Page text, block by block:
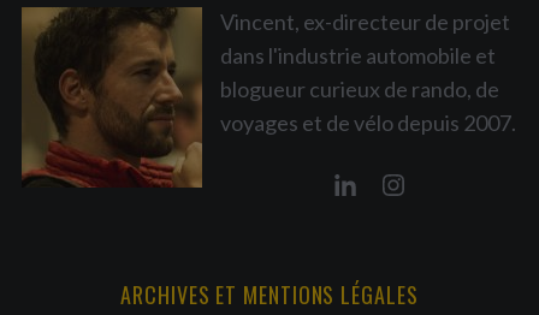
Vincent, ex-directeur de projet
dans l'industrie automobile et
blogueur curieux de rando, de
voyages et de vélo depuis 2007.
ARCHIVES ET MENTIONS LÉGALES